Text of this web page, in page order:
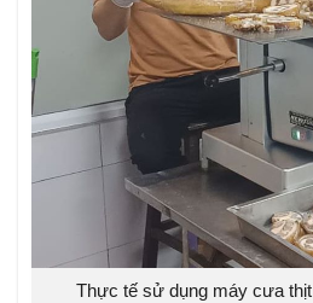
Thực tế sử dụng máy cưa